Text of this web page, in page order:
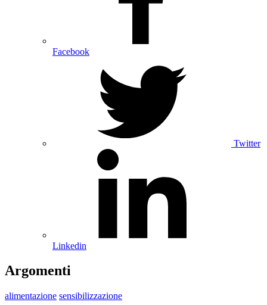
Facebook
Twitter
Linkedin
Argomenti
alimentazione sensibilizzazione